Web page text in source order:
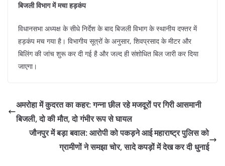
बिजली विभाग में मचा हड़कंप
​विधानसभा अध्यक्ष के सीधे निर्देश के बाद बिजली विभाग के स्थानीय दफ्तर में
हड़कंप मच गया है। विभागीय सूत्रों के अनुसार, शिवप्रसाद के मीटर और
बिलिंग की जांच शुरू कर दी गई है और जल्द ही संशोधित बिल जारी कर दिया
जाएगा।
अमरोहा में कुदरत का कहर: गन्ना छील रहे मजदूरों पर गिरी आसमानी
बिजली, दो की मौत, दो गंभीर रूप से घायल
जौनपुर में बड़ा बवाल: आरोपी को पकड़ने आई महाराष्ट्र पुलिस को
ग्रामीणों ने समझा चोर, सादे कपड़ों में देख कर दी धुनाई